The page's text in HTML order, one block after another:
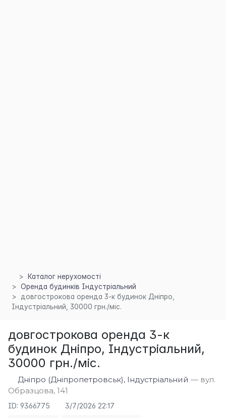
Каталог нерухомості
Оренда будинків Індустріальний
довгострокова оренда 3-к будинок Дніпро,
Індустріальний, 30000 грн./міс.
довгострокова оренда 3-к
будинок Дніпро, Індустріальний,
30000 грн./міс.
Дніпро (Дніпропетровськ), Індустріальний — вул.
Образцова, 141
ID: 9366775 3/7/2026 22:17